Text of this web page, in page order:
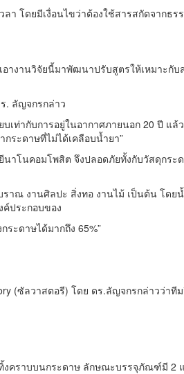
า โดยมีเงื่อนไขว่าต้องใช้สารสกัดจากธร
อางานวิจัยนี้มาพัฒนาปรับสูตรให้เหมาะกั
. ลัญจกรกล่าว
เท่ากับการอยู่ในอากาศภายนอก 20 ปี แ
ระดาษที่ไม่ได้เคลือบน้ำยา”
าโนคอมโพสิต จึงปลอดภัยทั้งกับวัสดุกระ
าณ งานศิลปะ สิ่งทอ งานไม้ เป็นต้น โดย
ประกอบของ
ะดาษได้มากถึง 65%”
(ซัลวาสตอรี) โดย ดร.ลัญจกรกล่าวว่า
งคราบบนกระดาษ ลักษณะบรรจุภัณฑ์มี 2